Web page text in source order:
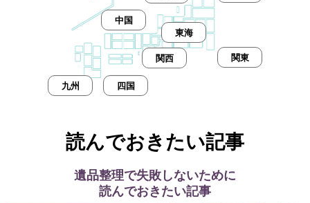
東海
関東
関西
中国
四国
九州
読んでおきたい記事
遺品整理で失敗しないために
読んでおきたい記事